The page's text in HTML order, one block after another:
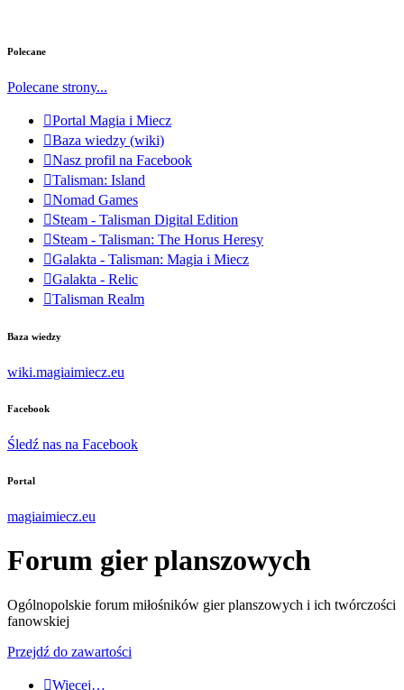
Polecane
Polecane strony...
Portal Magia i Miecz
Baza wiedzy (wiki)
Nasz profil na Facebook
Talisman: Island
Nomad Games
Steam - Talisman Digital Edition
Steam - Talisman: The Horus Heresy
Galakta - Talisman: Magia i Miecz
Galakta - Relic
Talisman Realm
Baza wiedzy
wiki.magiaimiecz.eu
Facebook
Śledź nas na Facebook
Portal
magiaimiecz.eu
Forum gier planszowych
Ogólnopolskie forum miłośników gier planszowych i ich twórczości
fanowskiej
Przejdź do zawartości
Więcej…